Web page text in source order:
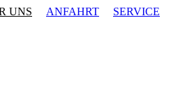
UNS ANFAHRT SERVICE